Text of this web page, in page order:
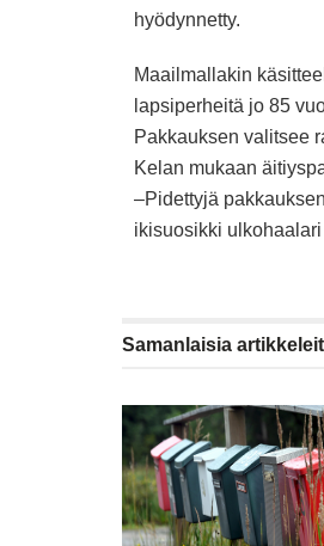
hyödynnetty.
Maailmallakin
lapsiperheitä jo 85
Pakkauksen valitsee
Kelan mukaan
–Pidettyjä
ikisuosikki
Samanlaisia